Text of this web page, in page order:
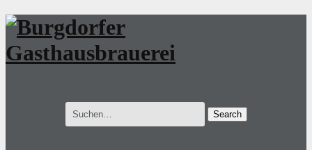
Search
for: